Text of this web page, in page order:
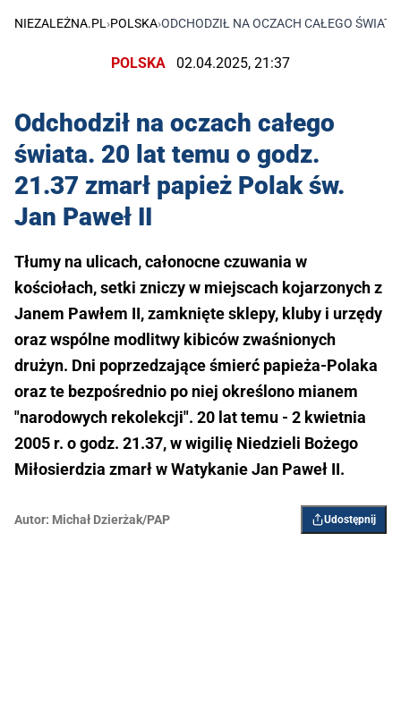
NIEZALEŻNA.PL ›POLSKA›ODCHODZIŁ NA OCZACH CAŁEGO
POLSKA 02.04.2025, 21:37
Odchodził na oczach całego
świata. 20 lat temu o godz.
21.37 zmarł papież Polak św.
Jan Paweł II
Tłumy na ulicach, całonocne czuwania w
kościołach, setki zniczy w miejscach kojarzonych z
Janem Pawłem II, zamknięte sklepy, kluby i urzędy
oraz wspólne modlitwy kibiców zwaśnionych
drużyn. Dni poprzedzające śmierć papieża-Polaka
oraz te bezpośrednio po niej określono mianem
"narodowych rekolekcji". 20 lat temu - 2 kwietnia
2005 r. o godz. 21.37, w wigilię Niedzieli Bożego
Miłosierdzia zmarł w Watykanie Jan Paweł II.
Autor: Michał Dzierżak/PAP Udostępnij